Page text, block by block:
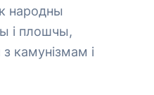
народны
і плошчы,
камунізмам і